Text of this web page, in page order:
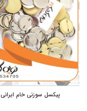
پیکسل سوزنی خام ایرانی